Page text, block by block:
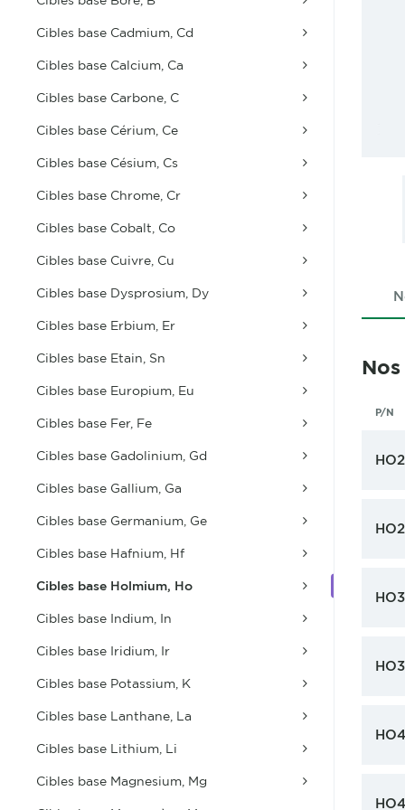
Cibles base Cadmium, Cd
Cibles base Calcium, Ca
Cibles base Carbone, C
Cibles base Cérium, Ce
Cibles base Césium, Cs
Cibles base Chrome, Cr
Cibles base Cobalt, Co
Cibles base Cuivre, Cu
Cibles base Dysprosium, Dy
Cibles base Erbium, Er
Cibles base Etain, Sn
Cibles base Europium, Eu
Cibles base Fer, Fe
Cibles base Gadolinium, Gd
Cibles base Gallium, Ga
Cibles base Germanium, Ge
Cibles base Hafnium, Hf
Cibles base Holmium, Ho
Cibles base Indium, In
Cibles base Iridium, Ir
Cibles base Potassium, K
Cibles base Lanthane, La
Cibles base Lithium, Li
Cibles base Magnesium, Mg
P/N